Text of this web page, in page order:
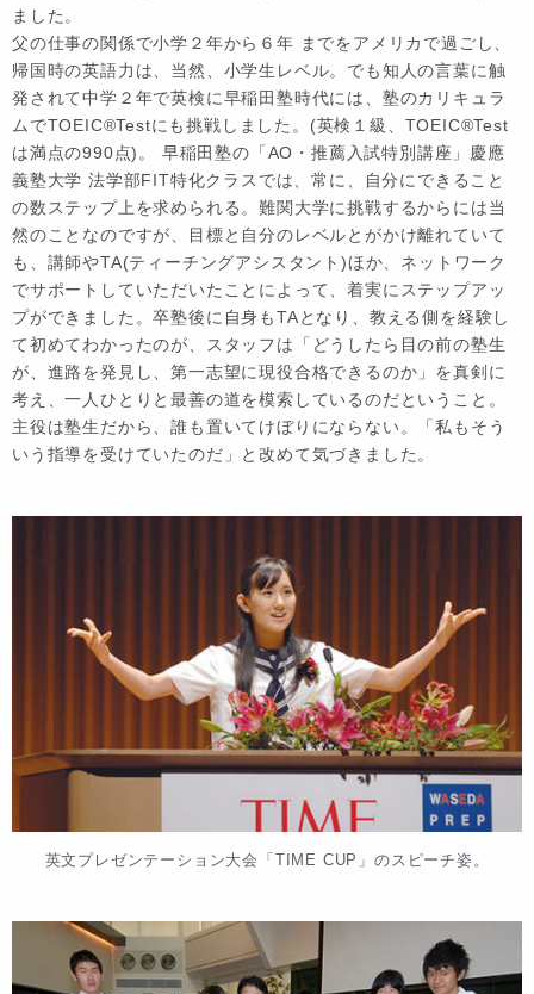
ました。
父の仕事の関係で小学２年から６年 までをアメリカで過ごし、
帰国時の英語力は、当然、小学生レベル。でも知人の言葉に触
発されて中学２年で英検に早稲田塾時代には、塾のカリキュラ
ムでTOEIC®Testにも挑戦しました。(英検１級、TOEIC®Test
は満点の990点)。 早稲田塾の「AO・推薦入試特別講座」慶應
義塾大学 法学部FIT特化クラスでは、常に、自分にできること
の数ステップ上を求められる。難関大学に挑戦するからには当
然のことなのですが、目標と自分のレベルとがかけ離れていて
も、講師やTA(ティーチングアシスタント)ほか、ネットワーク
でサポートしていただいたことによって、着実にステップアッ
プができました。卒塾後に自身もTAとなり、教える側を経験し
て初めてわかったのが、スタッフは「どうしたら目の前の塾生
が、進路を発見し、第一志望に現役合格できるのか」を真剣に
考え、一人ひとりと最善の道を模索しているのだということ。
主役は塾生だから、誰も置いてけぼりにならない。「私もそう
いう指導を受けていたのだ」と改めて気づきました。
英文プレゼンテーション大会「TIME CUP」のスピーチ姿。